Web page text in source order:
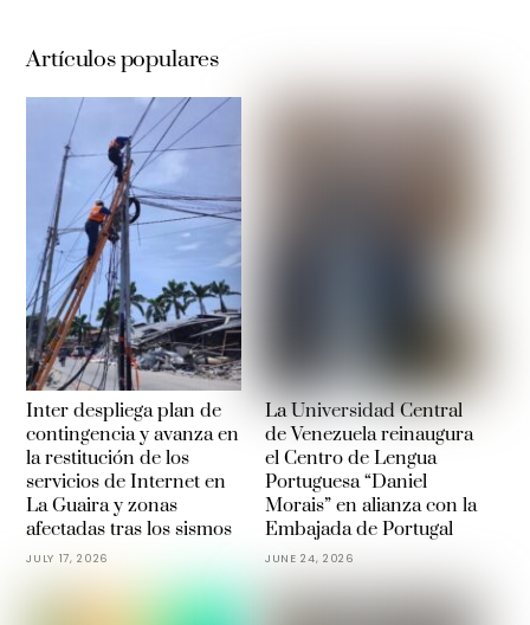
Artículos populares
Inter despliega plan de
contingencia y avanza en
la restitución de los
servicios de Internet en
La Guaira y zonas
afectadas tras los sismos
JULY 17, 2026
La Universidad Central
de Venezuela reinaugura
el Centro de Lengua
Portuguesa “Daniel
Morais” en alianza con la
Embajada de Portugal
JUNE 24, 2026